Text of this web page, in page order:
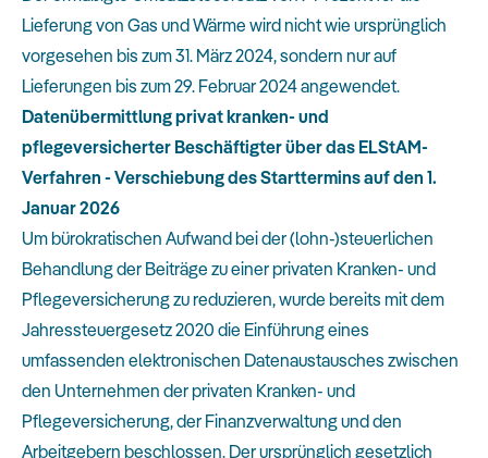
Lieferung von Gas und Wärme wird nicht wie ursprünglich
vorgesehen bis zum 31. März 2024, sondern nur auf
Lieferungen bis zum 29. Februar 2024 angewendet.
Datenübermittlung privat kranken- und
pflegeversicherter Beschäftigter über das ELStAM-
Verfahren - Verschiebung des Starttermins auf den 1.
Januar 2026
Um bürokratischen Aufwand bei der (lohn-)steuerlichen
Behandlung der Beiträge zu einer privaten Kranken- und
Pflegeversicherung zu reduzieren, wurde bereits mit dem
Jahressteuergesetz 2020 die Einführung eines
umfassenden elektronischen Datenaustausches zwischen
den Unternehmen der privaten Kranken- und
Pflegeversicherung, der Finanzverwaltung und den
Arbeitgebern beschlossen. Der ursprünglich gesetzlich